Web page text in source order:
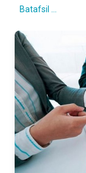
Batafsil ...